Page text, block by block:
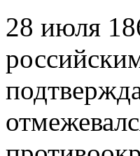
28 июля